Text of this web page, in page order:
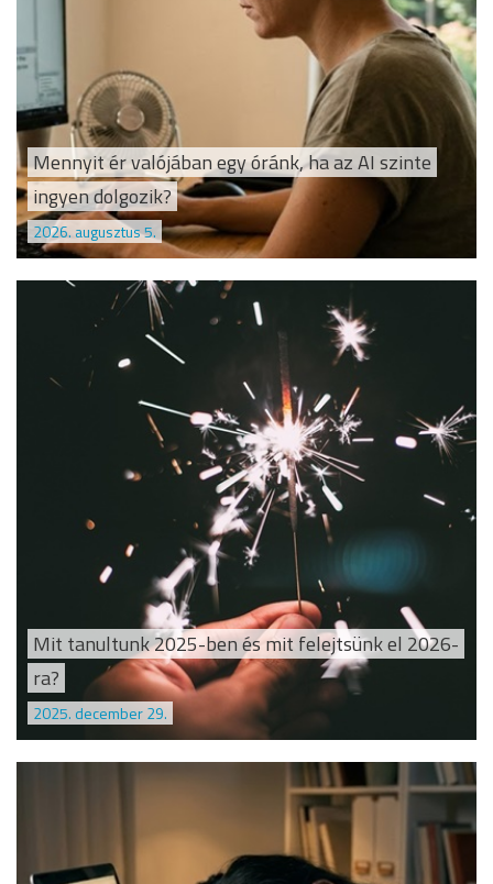
Mennyit ér valójában egy óránk, ha az AI szinte
ingyen dolgozik?
2026. augusztus 5.
Mit tanultunk 2025-ben és mit felejtsünk el 2026-
ra?
2025. december 29.